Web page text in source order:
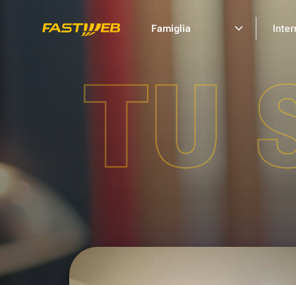
Famiglia
TU